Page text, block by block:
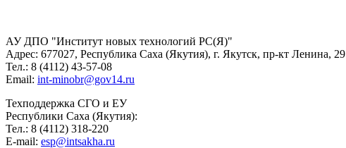
АУ ДПО "Институт новых технологий РС(Я)"
Адрес: 677027, Республика Саха (Якутия), г. Якутск, пр-кт Ленина, 29
Тел.: 8 (4112) 43-57-08
Email: int-minobr@gov14.ru
Техподдержка СГО и ЕУ
Республики Саха (Якутия):
Тел.: 8 (4112) 318-220
E-mail: esp@intsakha.ru